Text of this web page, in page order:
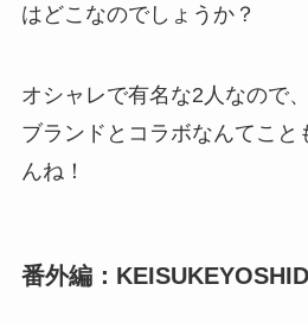
はどこなのでしょうか？
オシャレで有名な2人なので
ブランドとコラボなんてこと
んね！
番外編：